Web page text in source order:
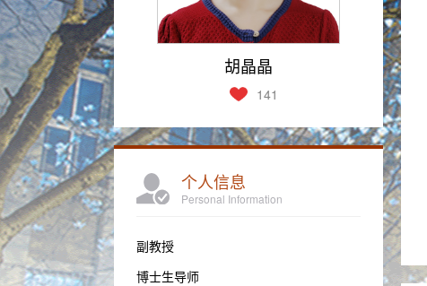
胡晶晶
141
个人信息
Personal Information
副教授
博士生导师